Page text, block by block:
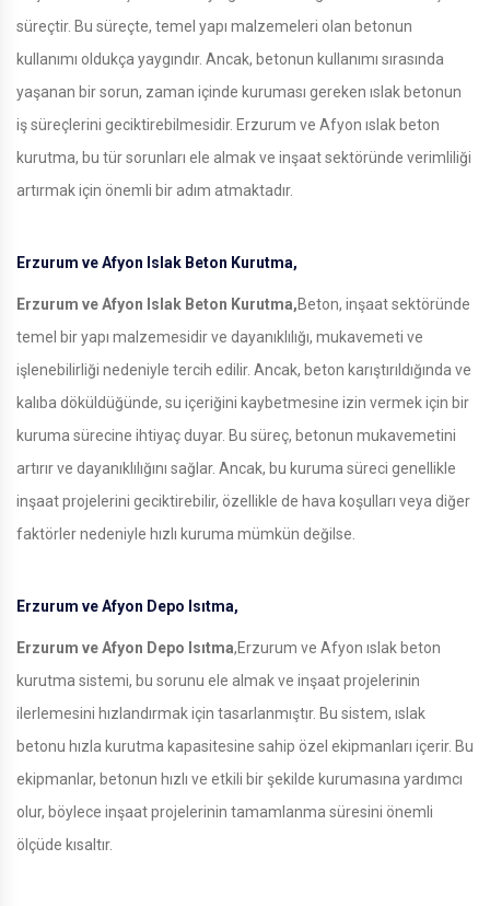
süreçtir. Bu süreçte, temel yapı malzemeleri olan betonun
kullanımı oldukça yaygındır. Ancak, betonun kullanımı sırasında
yaşanan bir sorun, zaman içinde kuruması gereken ıslak betonun
iş süreçlerini geciktirebilmesidir. Erzurum ve Afyon ıslak beton
kurutma, bu tür sorunları ele almak ve inşaat sektöründe verimliliği
artırmak için önemli bir adım atmaktadır.
Erzurum ve Afyon Islak Beton Kurutma,
Erzurum ve Afyon Islak Beton Kurutma,Beton, inşaat sektöründe
temel bir yapı malzemesidir ve dayanıklılığı, mukavemeti ve
işlenebilirliği nedeniyle tercih edilir. Ancak, beton karıştırıldığında ve
kalıba döküldüğünde, su içeriğini kaybetmesine izin vermek için bir
kuruma sürecine ihtiyaç duyar. Bu süreç, betonun mukavemetini
artırır ve dayanıklılığını sağlar. Ancak, bu kuruma süreci genellikle
inşaat projelerini geciktirebilir, özellikle de hava koşulları veya diğer
faktörler nedeniyle hızlı kuruma mümkün değilse.
Erzurum ve Afyon Depo Isıtma,
Erzurum ve Afyon Depo Isıtma,Erzurum ve Afyon ıslak beton
kurutma sistemi, bu sorunu ele almak ve inşaat projelerinin
ilerlemesini hızlandırmak için tasarlanmıştır. Bu sistem, ıslak
betonu hızla kurutma kapasitesine sahip özel ekipmanları içerir. Bu
ekipmanlar, betonun hızlı ve etkili bir şekilde kurumasına yardımcı
olur, böylece inşaat projelerinin tamamlanma süresini önemli
ölçüde kısaltır.